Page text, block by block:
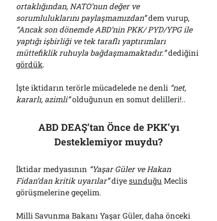
ortaklığından, NATO’nun değer ve
sorumluluklarını paylaşmamızdan”dem vurup,
“Ancak son dönemde ABD’nin PKK/ PYD/YPG ile
yaptığı işbirliği ve tek taraflı yaptırımları
müttefiklik ruhuyla bağdaşmamaktadır.”dediğini
gördük.
İşte iktidarın terörle mücadelede ne denli “net,
kararlı, azimli”olduğunun en somut delilleri!..
ABD DEAŞ’tan Önce de PKK’yı
Desteklemiyor muydu?
İktidar medyasının “Yaşar Güler ve Hakan
Fidan’dan kritik uyarılar”diyesunduğu Meclis
görüşmelerine geçelim.
Milli Savunma Bakanı Yaşar Güler, daha önceki